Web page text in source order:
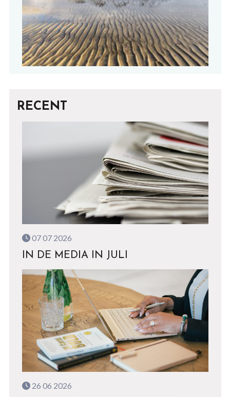
RECENT
07 07 2026
IN DE MEDIA IN JULI
26 06 2026